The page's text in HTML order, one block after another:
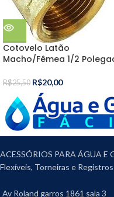
Cotovelo Latão
Macho/Fêmea 1/2
R$25,50 R$20,00
ACESSÓRIOS PARA ÁGUA E
Flexíveis, Torneiras e Registros
Av Roland garros 1861 sala 3